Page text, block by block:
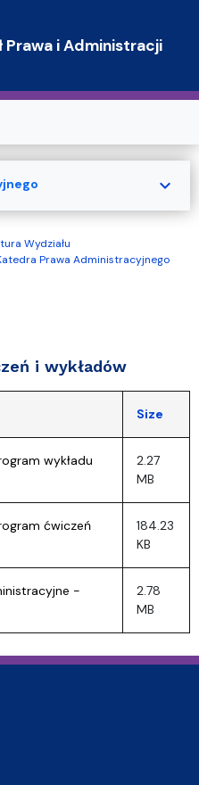
Prawa i Administracji
Wydziału
Prawa Administracyjnego
i wykładów
Size
wykładu
2.27
MB
ćwiczeń
184.23
KB
-
2.78
MB
expand_more